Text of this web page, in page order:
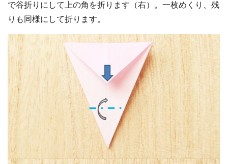
で谷折りにして上の角を折ります（右）。一枚めくり、残
りも同様にして折ります。